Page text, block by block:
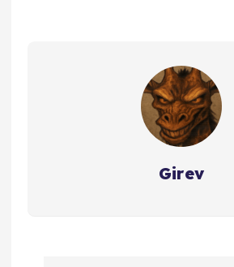
Girev